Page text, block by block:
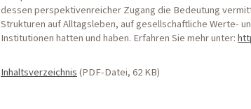
dessen perspektivenreicher Zugang die Bedeutung
Strukturen auf Alltagsleben, auf gesellschaftliche Werte-
Institutionen hatten und haben. Erfahren Sie mehr unter:
Inhaltsverzeichnis (PDF-Datei, 62 KB)